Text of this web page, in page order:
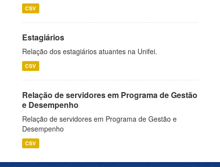
CSV
Estagiários
Relação dos estagiários atuantes na Unifei.
CSV
Relação de servidores em Programa de Gestão
e Desempenho
Relação de servidores em Programa de Gestão e
Desempenho
CSV